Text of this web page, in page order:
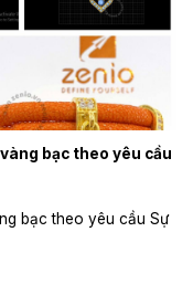
bạc theo yêu cầu
bạc theo yêu cầu Sự